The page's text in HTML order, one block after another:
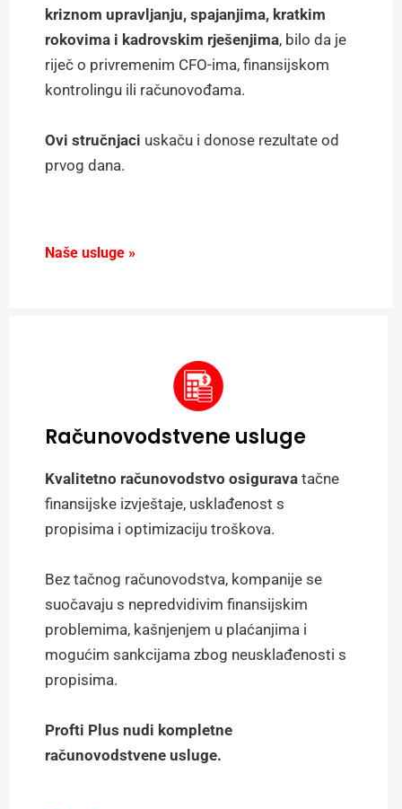
kriznom upravljanju, spajanjima, kratkim
rokovima i kadrovskim rješenjima, bilo da je
riječ o privremenim CFO-ima, finansijskom
kontrolingu ili računovođama.
Ovi stručnjaci uskaču i donose rezultate od
prvog dana.
Naše usluge »
Računovodstvene usluge
Kvalitetno računovodstvo osigurava tačne
finansijske izvještaje, usklađenost s
propisima i optimizaciju troškova.
Bez tačnog računovodstva, kompanije se
suočavaju s nepredvidivim finansijskim
problemima, kašnjenjem u plaćanjima i
mogućim sankcijama zbog neusklađenosti s
propisima.
Profti Plus nudi kompletne
računovodstvene usluge.